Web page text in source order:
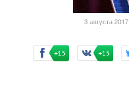
3 августа 2017
+15 +15